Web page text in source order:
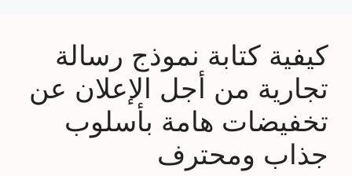
كيفية كتابة نموذج رسالة
تجارية من أجل الإعلان عن
تخفيضات هامة بأسلوب
جذاب ومحترف